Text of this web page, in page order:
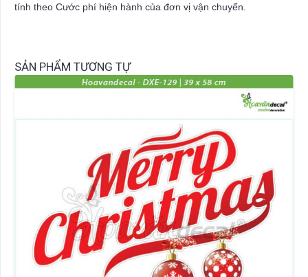
tính theo Cước phí hiện hành của đơn vị vận chuyển.
SẢN PHẨM TƯƠNG TỰ